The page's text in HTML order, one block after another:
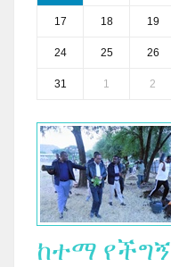
17 18 19
24 25 26
31 1 2
ከተማ የችግኝ